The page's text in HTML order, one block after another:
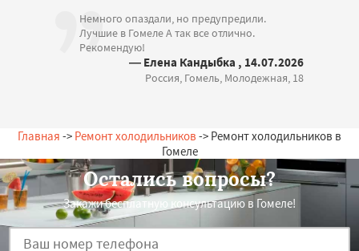
Немного опаздали, но предупредили.
Лучшие в Гомеле А так все отлично.
Рекомендую!
— Елена Кандыбка , 14.07.2026
Россия, Гомель, Молодежная, 18
Главная -> Ремонт холодильников -> Ремонт холодильников в
Гомеле
Остались вопросы?
Закажи бесплатную консультацию в Гомеле!